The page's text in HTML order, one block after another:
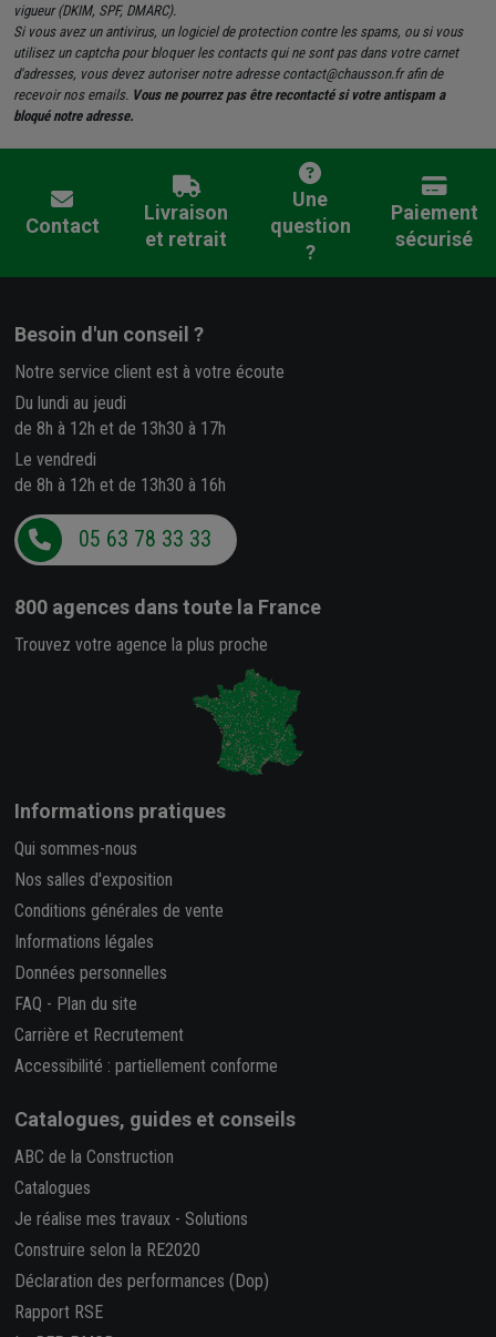
vigueur (DKIM, SPF, DMARC).
Si vous avez un antivirus, un logiciel de protection contre les spams, ou si vous
utilisez un captcha pour bloquer les contacts qui ne sont pas dans votre carnet
d'adresses, vous devez autoriser notre adresse contact@chausson.fr afin de
recevoir nos emails. Vous ne pourrez pas être recontacté si votre antispam a
bloqué notre adresse.
Contact
Livraison
et retrait
Une
question
?
Paiement
sécurisé
Besoin d'un conseil ?
Notre service client est à votre écoute
Du lundi au jeudi
de 8h à 12h et de 13h30 à 17h
Le vendredi
de 8h à 12h et de 13h30 à 16h
05 63 78 33 33
800 agences dans toute la France
Trouvez votre agence la plus proche
Informations pratiques
Qui sommes-nous
Nos salles d'exposition
Conditions générales de vente
Informations légales
Données personnelles
FAQ - Plan du site
Carrière et Recrutement
Accessibilité : partiellement conforme
Catalogues, guides et conseils
ABC de la Construction
Catalogues
Je réalise mes travaux - Solutions
Construire selon la RE2020
Déclaration des performances (Dop)
Rapport RSE